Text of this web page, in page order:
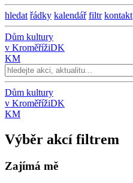
hledat řádky kalendář filtr kontakt
Dům kultury
v KroměřížiDK
KM
Dům kultury
v KroměřížiDK
KM
Výběr akcí filtrem
Zajímá mě